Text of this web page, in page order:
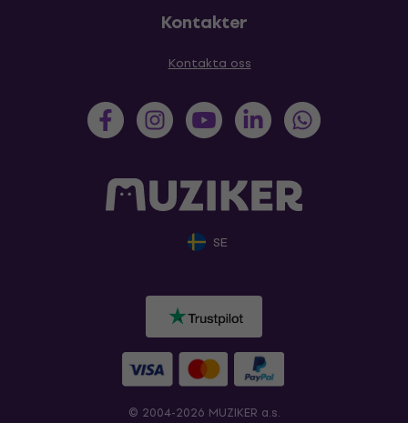
Kontakter
Kontakta oss
SE
© 2004-2026 MUZIKER a.s.